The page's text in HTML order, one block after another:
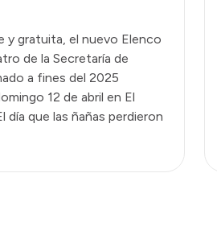
y gratuita, el nuevo Elenco
de la Secretaría de
a fines del 2025
12 de abril en El
día que las ñañas perdieron